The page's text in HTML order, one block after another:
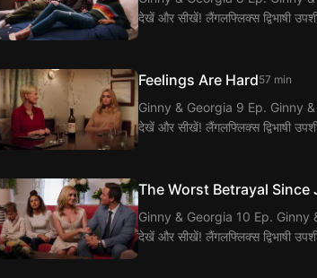
देखें और सीखें! लैंगलफ्लिक्स द्विभाषी
Feelings Are Hard57 min
Ginny & Georgia 9 Ep. Ginny &
देखें और सीखें! लैंगलफ्लिक्स द्विभाषी
The Worst Betrayal Since
Ginny & Georgia 10 Ep. Ginny &
देखें और सीखें! लैंगलफ्लिक्स द्विभाषी